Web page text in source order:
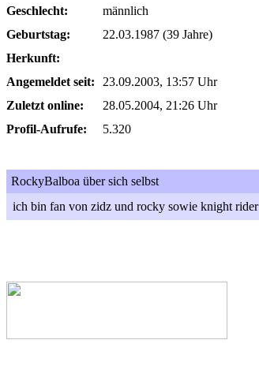
Geschlecht:
männlich
Geburtstag:
22.03.1987 (39 Jahre)
Herkunft:
Angemeldet seit:
23.09.2003, 13:57 Uhr
Zuletzt online:
28.05.2004, 21:26 Uhr
Profil-Aufrufe:
5.320
RockyBalboa über sich selbst
ich bin fan von zidz und rocky sowie knight rider